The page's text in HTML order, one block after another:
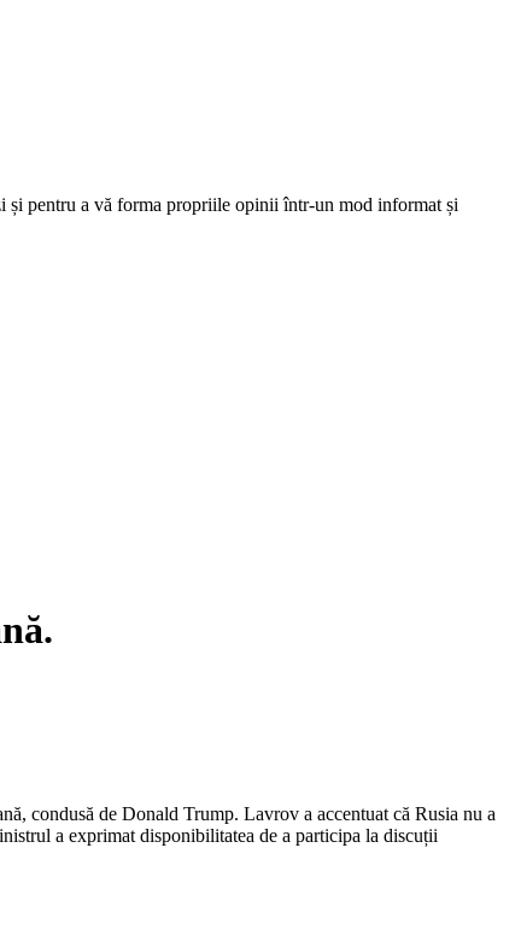
și pentru a vă forma propriile opinii într-un mod informat și
condusă de Donald Trump. Lavrov a accentuat că Rusia nu a
a exprimat disponibilitatea de a participa la discuții